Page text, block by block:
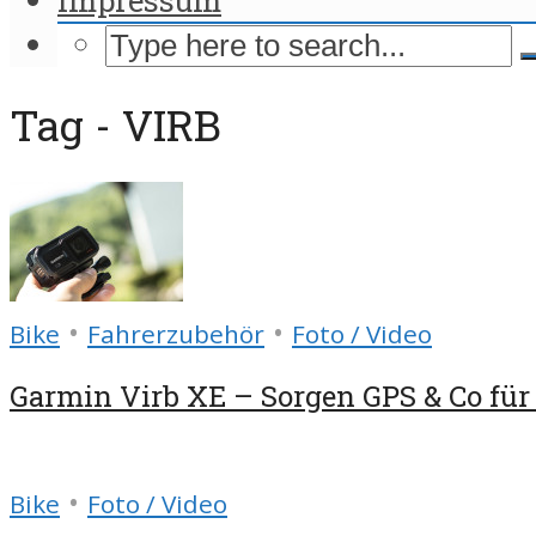
Tag - VIRB
Bike • Fahrerzubehör • Foto / Video
Garmin Virb XE – Sorgen GPS & Co für
Bike • Foto / Video